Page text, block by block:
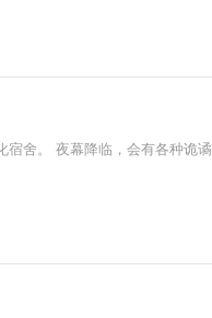
舍。 夜幕降临，会有各种